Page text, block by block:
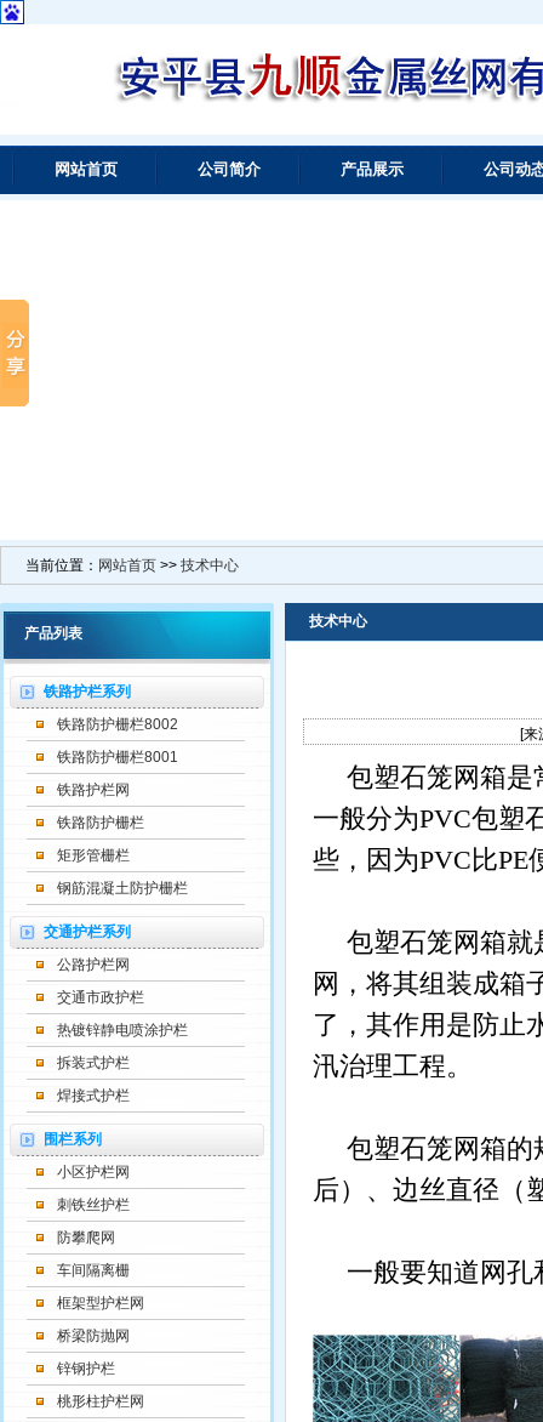
网站首页 公司简介 产品展示 公司动
当前位置： 网站首页 >> 技术中心
产品列表
铁路护栏系列
铁路防护栅栏8002
铁路防护栅栏8001
铁路护栏网
铁路防护栅栏
矩形管栅栏
钢筋混凝土防护栅栏
交通护栏系列
公路护栏网
交通市政护栏
热镀锌静电喷涂护栏
拆装式护栏
焊接式护栏
围栏系列
小区护栏网
刺铁丝护栏
防攀爬网
车间隔离栅
框架型护栏网
桥梁防抛网
锌钢护栏
桃形柱护栏网
技术中心
[
包塑石笼网箱是
一般分为PVC包塑
些，因为PVC比PE
包塑石笼网箱就
网，将其组装成箱
了，其作用是防止
汛治理工程。
包塑石笼网箱的
后）、边丝直径（
一般要知道网